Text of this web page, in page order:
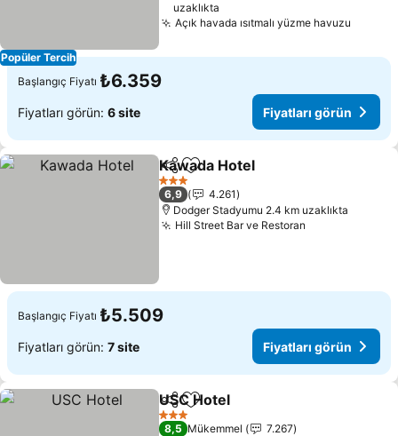
Popüler Tercih
uzaklıkta
Açık havada ısıtmalı yüzme havuzu
Başlangıç Fiyatı ₺6.359
Fiyatları görün: 6 site Fiyatları görün
PaylaşFavorilerime ekle
Kawada Hotel
3 Yıldız
6,9
4.261
Dodger Stadyumu 2.4 km uzaklıkta
Hill Street Bar ve Restoran
Başlangıç Fiyatı ₺5.509
Fiyatları görün: 7 site Fiyatları görün
PaylaşFavorilerime ekle
USC Hotel
3 Yıldız
8,5 Mükemmel
7.267